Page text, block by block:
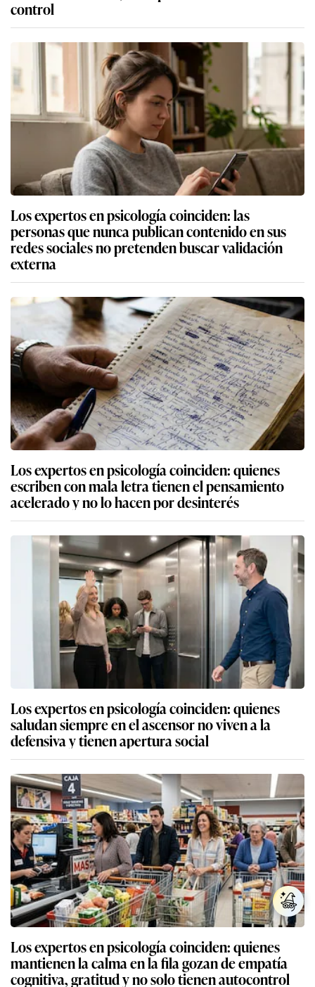
control
Los expertos en psicología coinciden: las
personas que nunca publican contenido en sus
redes sociales no pretenden buscar validación
externa
Los expertos en psicología coinciden: quienes
escriben con mala letra tienen el pensamiento
acelerado y no lo hacen por desinterés
Los expertos en psicología coinciden: quienes
saludan siempre en el ascensor no viven a la
defensiva y tienen apertura social
Los expertos en psicología coinciden: quienes
mantienen la calma en la fila gozan de empatía
cognitiva, gratitud y no solo tienen autocontrol